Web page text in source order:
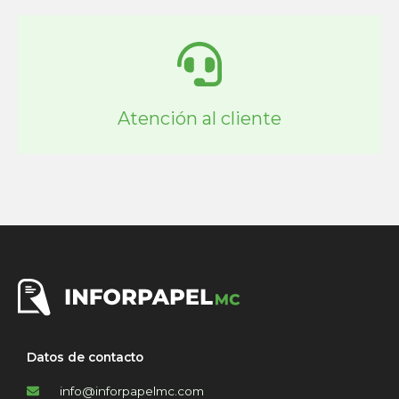
Atención al cliente
Datos de contacto
info@inforpapelmc.com